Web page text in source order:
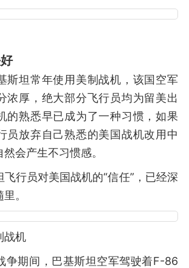
斯坦常年使用美制战机，该国空军
浓厚，绝大部分飞行员均为留美出
的熟悉早已成为了一种习惯，如果
员放弃自己熟悉的美国战机改用中
会产生不习惯感。
行员对美国战机的“信任”，已经深
。
战机
争期间，巴基斯坦空军驾驶着F-86